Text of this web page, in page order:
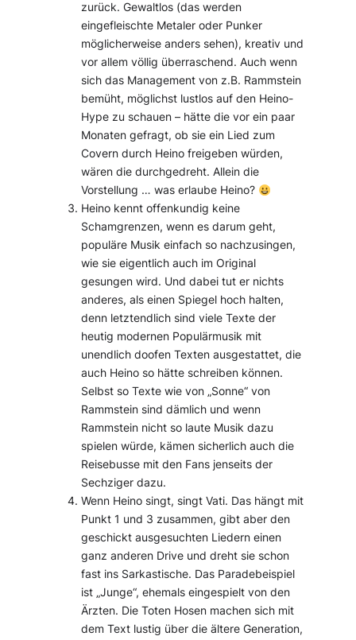
zurück. Gewaltlos (das werden
eingefleischte Metaler oder Punker
möglicherweise anders sehen), kreativ und
vor allem völlig überraschend. Auch wenn
sich das Management von z.B. Rammstein
bemüht, möglichst lustlos auf den Heino-
Hype zu schauen – hätte die vor ein paar
Monaten gefragt, ob sie ein Lied zum
Covern durch Heino freigeben würden,
wären die durchgedreht. Allein die
Vorstellung … was erlaube Heino?
Heino kennt offenkundig keine
Schamgrenzen, wenn es darum geht,
populäre Musik einfach so nachzusingen,
wie sie eigentlich auch im Original
gesungen wird. Und dabei tut er nichts
anderes, als einen Spiegel hoch halten,
denn letztendlich sind viele Texte der
heutig modernen Populärmusik mit
unendlich doofen Texten ausgestattet, die
auch Heino so hätte schreiben können.
Selbst so Texte wie von „Sonne“ von
Rammstein sind dämlich und wenn
Rammstein nicht so laute Musik dazu
spielen würde, kämen sicherlich auch die
Reisebusse mit den Fans jenseits der
Sechziger dazu.
Wenn Heino singt, singt Vati. Das hängt mit
Punkt 1 und 3 zusammen, gibt aber den
geschickt ausgesuchten Liedern einen
ganz anderen Drive und dreht sie schon
fast ins Sarkastische. Das Paradebeispiel
ist „Junge“, ehemals eingespielt von den
Ärzten. Die Toten Hosen machen sich mit
dem Text lustig über die ältere Generation,